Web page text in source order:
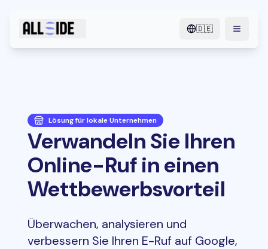
🇩🇪
Lösung für lokale Unternehmen
Verwandeln Sie Ihren
Online-Ruf in einen
Wettbewerbsvorteil
Überwachen, analysieren und
verbessern Sie Ihren E-Ruf auf Google,